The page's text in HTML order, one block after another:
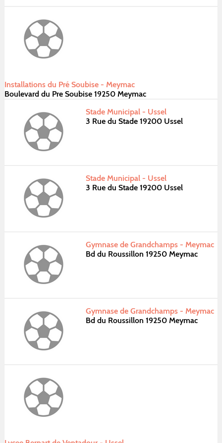
Installations du Pré Soubise - Meymac
Boulevard du Pre Soubise 19250 Meymac
Stade Municipal - Ussel
3 Rue du Stade 19200 Ussel
Stade Municipal - Ussel
3 Rue du Stade 19200 Ussel
Gymnase de Grandchamps - Meymac
Bd du Roussillon 19250 Meymac
Gymnase de Grandchamps - Meymac
Bd du Roussillon 19250 Meymac